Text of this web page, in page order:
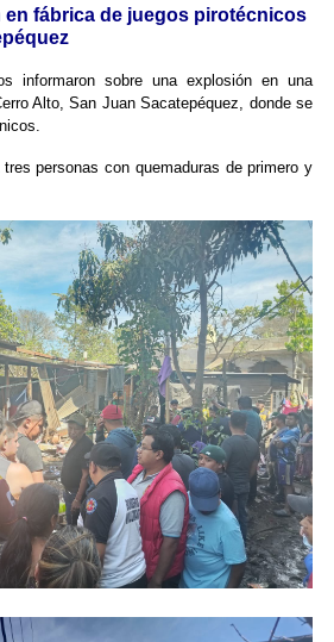
en fábrica de juegos pirotécnicos
informaron sobre una explosión en una
Alto, San Juan Sacatepéquez, donde se
personas con quemaduras de primero y